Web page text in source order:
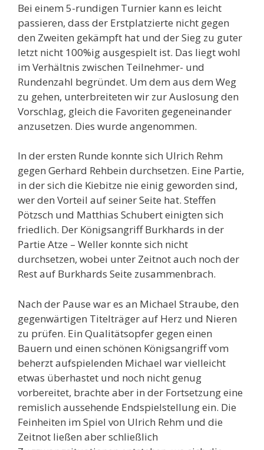
Bei einem 5-rundigen Turnier kann es leicht
passieren, dass der Erstplatzierte nicht gegen
den Zweiten gekämpft hat und der Sieg zu guter
letzt nicht 100%ig ausgespielt ist. Das liegt wohl
im Verhältnis zwischen Teilnehmer- und
Rundenzahl begründet. Um dem aus dem Weg
zu gehen, unterbreiteten wir zur Auslosung den
Vorschlag, gleich die Favoriten gegeneinander
anzusetzen. Dies wurde angenommen.
In der ersten Runde konnte sich Ulrich Rehm
gegen Gerhard Rehbein durchsetzen. Eine Partie,
in der sich die Kiebitze nie einig geworden sind,
wer den Vorteil auf seiner Seite hat. Steffen
Pötzsch und Matthias Schubert einigten sich
friedlich. Der Königsangriff Burkhards in der
Partie Atze – Weller konnte sich nicht
durchsetzen, wobei unter Zeitnot auch noch der
Rest auf Burkhards Seite zusammenbrach.
Nach der Pause war es an Michael Straube, den
gegenwärtigen Titelträger auf Herz und Nieren
zu prüfen. Ein Qualitätsopfer gegen einen
Bauern und einen schönen Königsangriff vom
beherzt aufspielenden Michael war vielleicht
etwas überhastet und noch nicht genug
vorbereitet, brachte aber in der Fortsetzung eine
remislich aussehende Endspielstellung ein. Die
Feinheiten im Spiel von Ulrich Rehm und die
Zeitnot ließen aber schließlich